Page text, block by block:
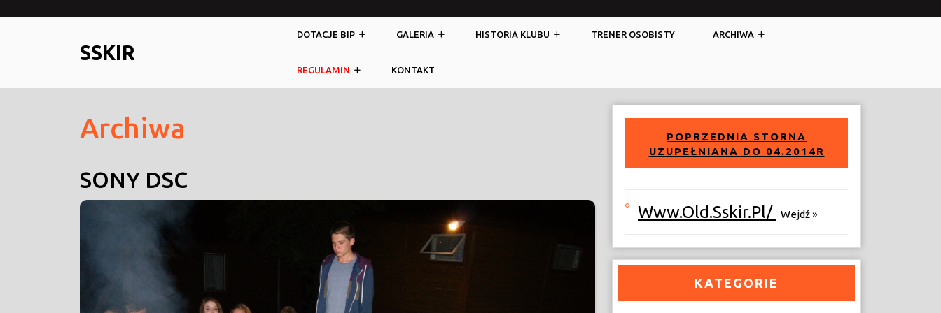
SSKIR
DOTACJE BIP GALERIA HISTORIA KLUBU TRENER OSOBISTY ARCHIWA
REGULAMIN KONTAKT
Archiwa
SONY DSC
POPRZEDNIA STORNA
UZUPEŁNIANA DO 04.2014R
Www.old.sskir.pl/ Wejdź »
KATEGORIE